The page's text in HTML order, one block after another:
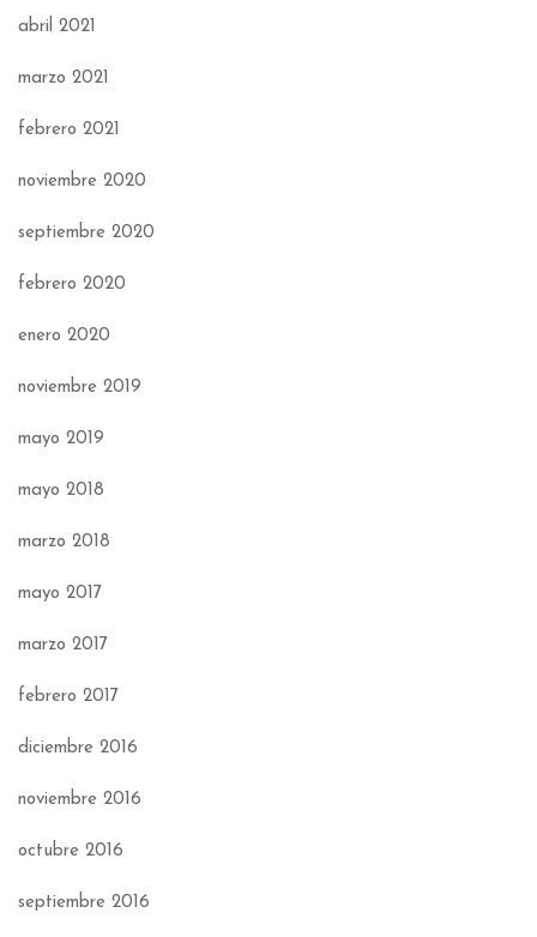
abril 2021
marzo 2021
febrero 2021
noviembre 2020
septiembre 2020
febrero 2020
enero 2020
noviembre 2019
mayo 2019
mayo 2018
marzo 2018
mayo 2017
marzo 2017
febrero 2017
diciembre 2016
noviembre 2016
octubre 2016
septiembre 2016